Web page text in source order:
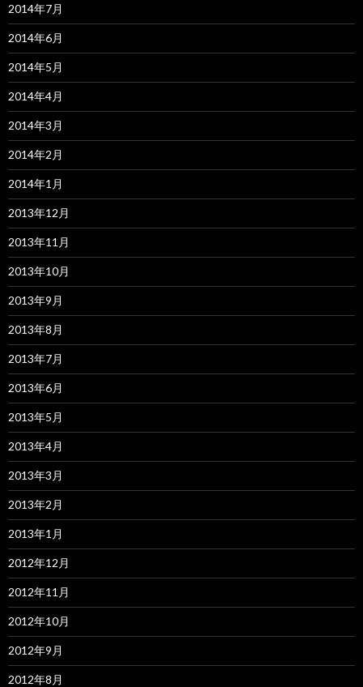
2014年7月
2014年6月
2014年5月
2014年4月
2014年3月
2014年2月
2014年1月
2013年12月
2013年11月
2013年10月
2013年9月
2013年8月
2013年7月
2013年6月
2013年5月
2013年4月
2013年3月
2013年2月
2013年1月
2012年12月
2012年11月
2012年10月
2012年9月
2012年8月